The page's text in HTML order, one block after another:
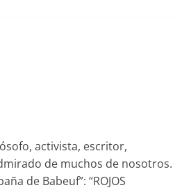
activista, escritor,
de muchos de nosotros.
de Babeuf”: “ROJOS